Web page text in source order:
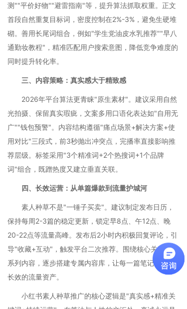
测""平价好物""避雷指南"等，提升算法抓取权重。正文
首段自然重复目标词，密度控制在2%-3%，避免生硬堆
砌。善用长尾词组合，例如"学生党油皮水乳推荐""早八
通勤妆教程"，精准匹配用户搜索意图，降低竞争难度的
同时提升转化率。
三、内容策略：真实感大于精致感
2026年平台算法更青睐"原生素材"。建议采用自然
光拍摄、保留真实瑕疵，文案多用口语化表达如"自用无
广""钱包预警"。内容结构遵循"痛点场景+解决方案+使
用对比"三段式，前3秒抛出冲突点，完播率直接影响推
荐层级。标签采用"3个精准词+2个热搜词+1个品牌
词"组合，既蹭热度又建立垂直关联。
四、长效运营：从单篇爆款到流量护城河
素人种草不是"一锤子买卖"。建议制定发布日历，
保持每周2-3篇的稳定更新，锁定早8点、午12点、晚
20-22点等流量高峰。发布后2小时内积极回复评论，引
导"收藏+互动"，触发平台二次推荐。围绕核心关键词做
系列内容，逐步搭建专属内容库，让每一篇笔记都成为
长效的流量资产。
小红书素人种草推广的核心逻辑是"真实感+精准关